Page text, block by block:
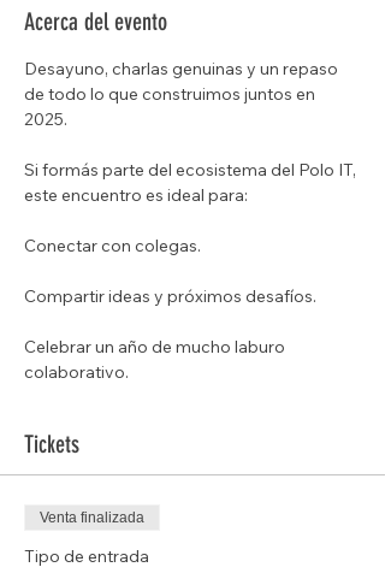
Acerca del evento
Desayuno, charlas genuinas y un repaso
de todo lo que construimos juntos en
2025.
Si formás parte del ecosistema del Polo IT,
este encuentro es ideal para:
Conectar con colegas.
Compartir ideas y próximos desafíos.
Celebrar un año de mucho laburo
colaborativo.
Tickets
Venta finalizada
Tipo de entrada